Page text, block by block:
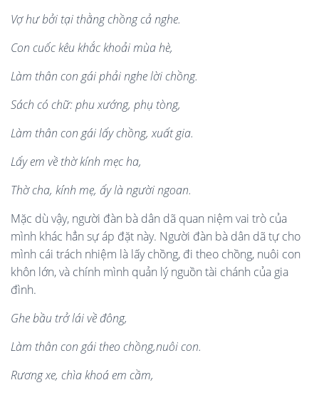
Vợhư bởi tại thằng chồng cảnghe.
Con cuốc kêu khắc khoải mùa hè,
Làm thân con gái phải nghe lời chồng.
Sách có chữ: phu xướng, phụ tòng,
Làm thân con gái lấy chồng, xuất gia.
Lấy em về thờkính mẹc ha,
Thờcha, kính mẹ, ấy là người ngoan.
Mặc dù vậy, người đàn bà dân dã quan niệm vai trò của
mình khác hẳn sự áp đặt này. Người đàn bà dân dã tự cho
mình cái trách nhiệm là lấy chồng, đi theo chồng, nuôi con
khôn lớn, và chính mình quản lý nguồn tài chánh của gia
đình.
Ghe bầu trởlái vềđông,
Làm thân con gái theo chồng,nuôi con.
Rương xe, chìa khoáem cầm,